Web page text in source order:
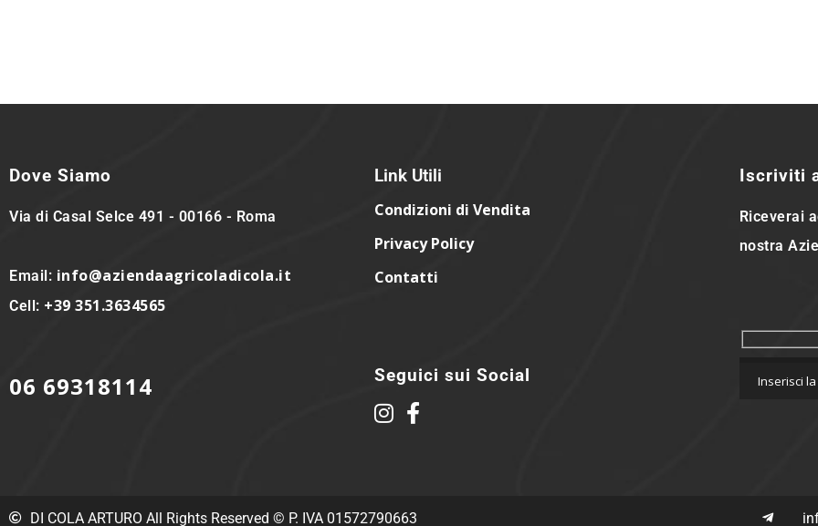
Dove Siamo
Via di Casal Selce 491 - 00166 - Roma
Email: info@aziendaagricoladicola.it
Cell: +39 351.3634565
06 69318114
Link Utili
Condizioni di Vendita
Privacy Policy
Contatti
Seguici sui Social
Iscriviti
Riceverai
nostra
DI COLA ARTURO All Rights Reserved © P. IVA 01572790663